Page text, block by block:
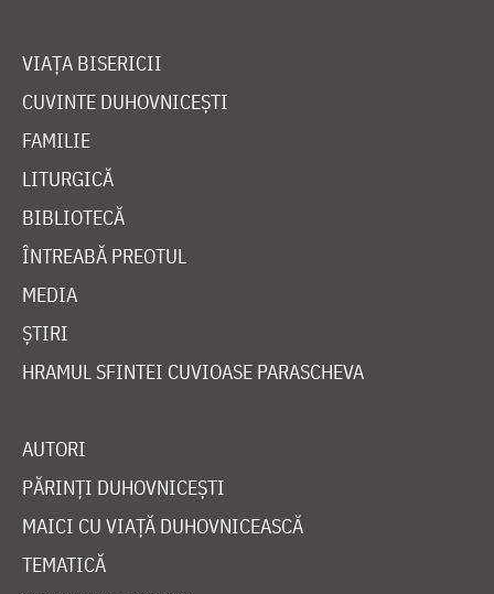
VIAȚA BISERICII
CUVINTE DUHOVNICEȘTI
FAMILIE
LITURGICĂ
BIBLIOTECĂ
ÎNTREABĂ PREOTUL
MEDIA
ȘTIRI
HRAMUL SFINTEI CUVIOASE PARASCHEVA
AUTORI
PĂRINȚI DUHOVNICEȘTI
MAICI CU VIAȚĂ DUHOVNICEASCĂ
TEMATICĂ